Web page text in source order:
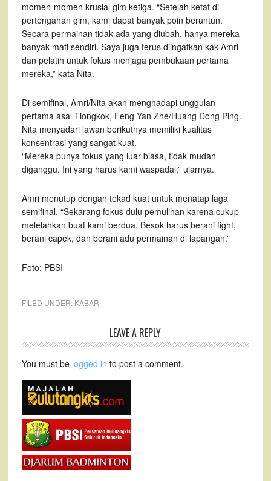
momen-momen krusial gim ketiga. “Setelah ketat di
pertengahan gim, kami dapat banyak poin beruntun.
Secara permainan tidak ada yang diubah, hanya mereka
banyak mati sendiri. Saya juga terus diingatkan kak Amri
dan pelatih untuk fokus menjaga pembukaan pertama
mereka,” kata Nita.
Di semifinal, Amri/Nita akan menghadapi unggulan
pertama asal Tiongkok, Feng Yan Zhe/Huang Dong Ping.
Nita menyadari lawan berikutnya memiliki kualitas
konsentrasi yang sangat kuat.
“Mereka punya fokus yang luar biasa, tidak mudah
diganggu. Ini yang harus kami waspadai,” ujarnya.
Amri menutup dengan tekad kuat untuk menatap laga
semifinal. “Sekarang fokus dulu pemulihan karena cukup
melelahkan buat kami berdua. Besok harus berani fight,
berani capek, dan berani adu permainan di lapangan.”
Foto: PBSI
FILED UNDER: KABAR
LEAVE A REPLY
You must be logged in to post a comment.